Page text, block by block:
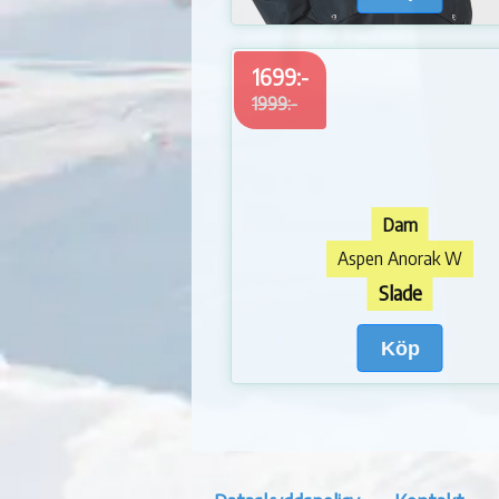
1699:-
1999:-
Dam
Aspen Anorak W
Slade
Köp